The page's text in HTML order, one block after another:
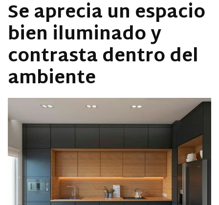
Se aprecia un espacio
bien iluminado y
contrasta dentro del
ambiente